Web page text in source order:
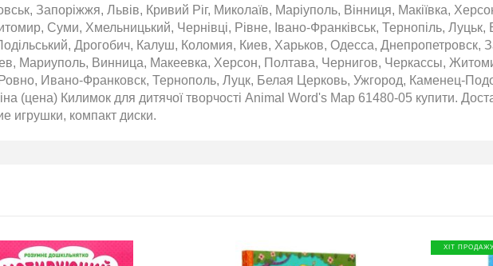
Запоріжжя, Львів, Кривий Ріг, Миколаїв, Маріуполь, Вінниця, Макіївка,
Суми, Хмельницький, Чернівці, Рівне, Івано-Франківськ, Тернопіль, Луцьк,
Дрогобич, Калуш, Коломия, Киев, Харьков, Одесса, Днепропетровск,
Мариуполь, Винница, Макеевка, Херсон, Полтава, Чернигов, Черкассы,
Ивано-Франковск, Тернополь, Луцк, Белая Церковь, Ужгород, Каменец-
(цена) Килимок для дитячої творчості Animal Word's Map 61480-05 купити.
игрушки, компакт диски.
ХІТ ПРОДАЖУ